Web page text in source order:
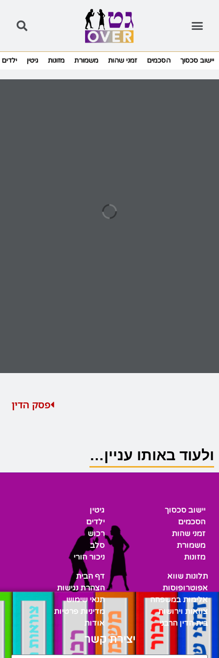
יישוב סכסוך הסכמים זמני שהות משמורת מזונות גיטין ילדים
פסק הדין
ולעוד באותו עניין…
יישוב סכסוך
הסכמים
זמני שהות
משמורת
מזונות
גיטין
ילדים
רכוש
סלב
ניכור הורי
תלונות שווא
אפוטרופוסות
אלימות במשפחה
צוואות וירושות
בית הדין הרבני
דף הבית
הצהרת נגישות
תנאי שימוש
מדיניות פרטיות
אודות
יצירת קשר